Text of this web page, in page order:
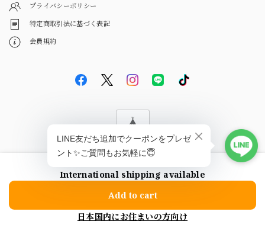
プライバシーポリシー
特定商取引法に基づく表記
会員規約
© EBiS GEM
International shipping available
Add to cart
日本国内にお住まいの方向け
ショップに質問する